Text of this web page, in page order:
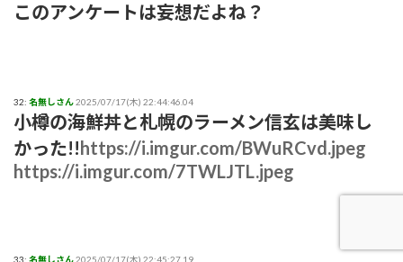
このアンケートは妄想だよね？
32: 名無しさん2025/07/17(木) 22:44:46.04
小樽の海鮮丼と札幌のラーメン信玄は美味し
かった!!https://i.imgur.com/BWuRCvd.jpeg
https://i.imgur.com/7TWLJTL.jpeg
33: 名無しさん2025/07/17(木) 22:45:27.19